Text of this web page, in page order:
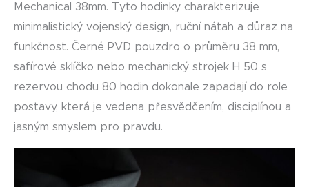
Mechanical 38mm. Tyto hodinky charakterizuje
minimalistický vojenský design, ruční nátah a důraz na
funkčnost. Černé PVD pouzdro o průměru 38 mm,
safírové sklíčko nebo mechanický strojek H 50 s
rezervou chodu 80 hodin dokonale zapadají do role
postavy, která je vedena přesvědčením, disciplínou a
jasným smyslem pro pravdu.